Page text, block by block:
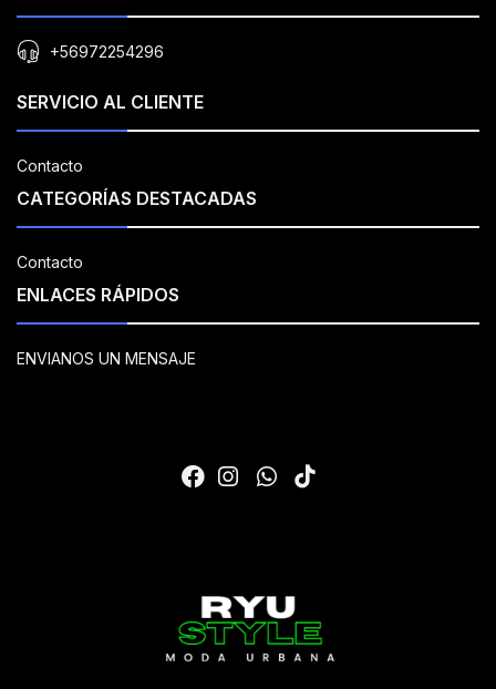
+56972254296
SERVICIO AL CLIENTE
Contacto
CATEGORÍAS DESTACADAS
Contacto
ENLACES RÁPIDOS
ENVIANOS UN MENSAJE